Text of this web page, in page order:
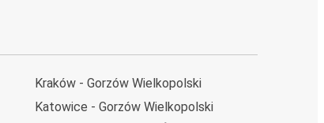
Kraków - Gorzów Wielkopolski
Katowice - Gorzów Wielkopolski